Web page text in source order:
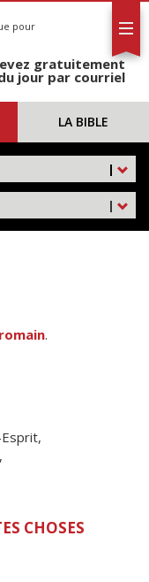
pour
gratuitement
jour par courriel
LA BIBLE
|
|
.
CHOSES